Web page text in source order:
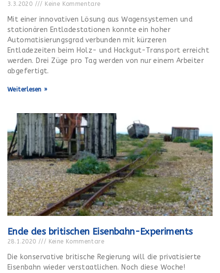
3.3.2020 Keine Kommentare
Mit einer innovativen Lösung aus Wagensystemen und
stationären Entladestationen konnte ein hoher
Automatisierungsgrad verbunden mit kürzeren
Entladezeiten beim Holz- und Hackgut-Transport erreicht
werden. Drei Züge pro Tag werden von nur einem Arbeiter
abgefertigt.
Weiterlesen »
Ende des britischen Eisenbahn-Experiments
28.1.2020 Keine Kommentare
Die konservative britische Regierung will die privatisierte
Eisenbahn wieder verstaatlichen. Noch diese Woche!